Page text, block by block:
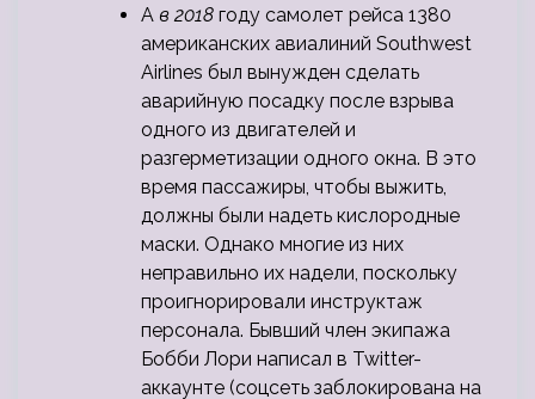
А в 2018 году самолет рейса 1380
американских авиалиний Southwest
Airlines был вынужден сделать
аварийную посадку после взрыва
одного из двигателей и
разгерметизации одного окна. В это
время пассажиры, чтобы выжить,
должны были надеть кислородные
маски. Однако многие из них
неправильно их надели, поскольку
проигнорировали инструктаж
персонала. Бывший член экипажа
Бобби Лори написал в Twitter-
аккаунте (соцсеть заблокирована на